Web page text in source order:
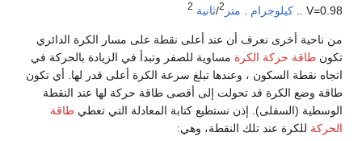
V=0.98
.. كيلوجرام . متر 2
/ثانية 2
من ناحية أخرى نعرف أن عند أعلى نقطة على مسار الكرة الدائري
تكون طاقة حركة الكرة مساوية للصفر وتبدأ في الزيادة بالحركة في
اتجاه نقطة السكون ، وعندها تبلغ سرعة الكرة أعلى قدر لها. أي تكون
طاقة وضع الكرة قد تحولت إلى أقصى طاقة حركة لها عند النقطة
الوسطية (السفلى). إذن نستطيع كتابة المعادلة التي تعطي طاقة
الحركة للكرة عند تلك النقطة، وهي: